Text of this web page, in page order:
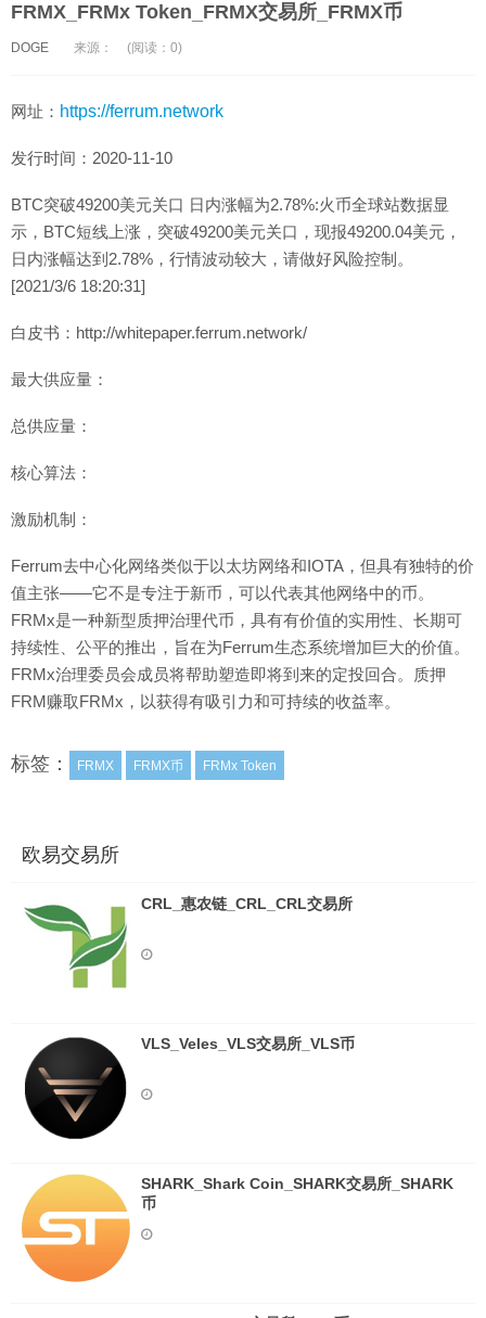
FRMX_FRMx Token_FRMX交易所_FRMX币
DOGE 来源： (阅读：0)
网址： https://ferrum.network
发行时间：2020-11-10
BTC突破49200美元关口 日内涨幅为2.78%:火币全球站数据显
示，BTC短线上涨，突破49200美元关口，现报49200.04美元，
日内涨幅达到2.78%，行情波动较大，请做好风险控制。
[2021/3/6 18:20:31]
白皮书：http://whitepaper.ferrum.network/
最大供应量：
总供应量：
核心算法：
激励机制：
Ferrum去中心化网络类似于以太坊网络和IOTA，但具有独特的价
值主张——它不是专注于新币，可以代表其他网络中的币。
FRMx是一种新型质押治理代币，具有有价值的实用性、长期可
持续性、公平的推出，旨在为Ferrum生态系统增加巨大的价值。
FRMx治理委员会成员将帮助塑造即将到来的定投回合。质押
FRM赚取FRMx，以获得有吸引力和可持续的收益率。
标签： FRMX FRMX币 FRMx Token
欧易交易所
CRL_惠农链_CRL_CRL交易所
VLS_Veles_VLS交易所_VLS币
SHARK_Shark Coin_SHARK交易所_SHARK
币